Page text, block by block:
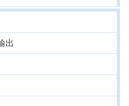
出